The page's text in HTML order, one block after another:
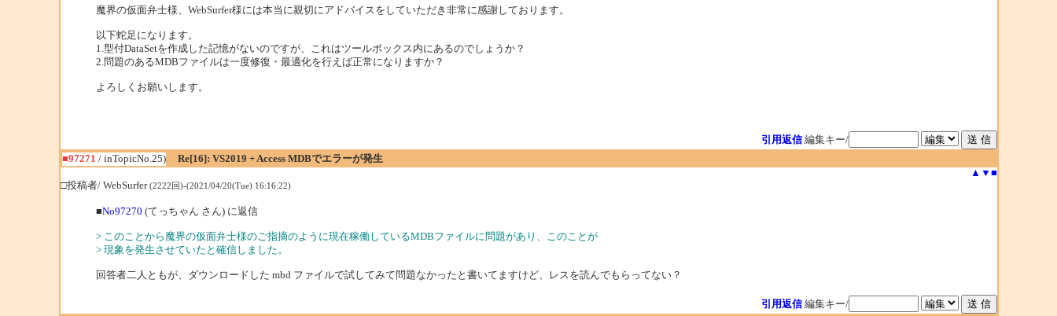
魔界の仮面弁士様、WebSurfer様には本当に親切にアドバイスをしていただき非常に感謝しております。
以下蛇足になります。
1.型付DataSetを作成した記憶がないのですが、これはツールボックス内にあるのでしょうか？
2.問題のあるMDBファイルは一度修復・最適化を行えば正常になりますか？
よろしくお願いします。
引用返信 編集キー/
■97271 / inTopicNo.25)
Re[16]: VS2019 + Access MDBでエラーが発生
▲ ▼ ■
□投稿者/ WebSurfer(2222回)-(2021/04/20(Tue) 16:16:22)
■No97270 (てっちゃん さん) に返信
> このことから魔界の仮面弁士様のご指摘のように現在稼働しているMDBファイルに問題があり、このことが
> 現象を発生させていたと確信しました。
回答者二人ともが、ダウンロードした mbd ファイルで試してみて問題なかったと書いてますけど、レスを読んでもらってない？
引用返信 編集キー/